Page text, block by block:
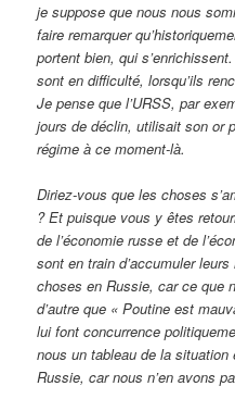
je suppose que nous nous
faire remarquer
portent bien, qui
sont en difficulté, lorsqu’ils
Je pense que l’URSS, par
jours de déclin, utilisait son or
régime à ce moment-là.
Diriez-vous que les choses
? Et puisque vous y êtes
de l’économie russe et de
sont en train d’accumuler
choses en Russie, car ce que
d’autre que « Poutine est
lui font concurrence
nous un tableau de la
Russie, car nous n’en avons